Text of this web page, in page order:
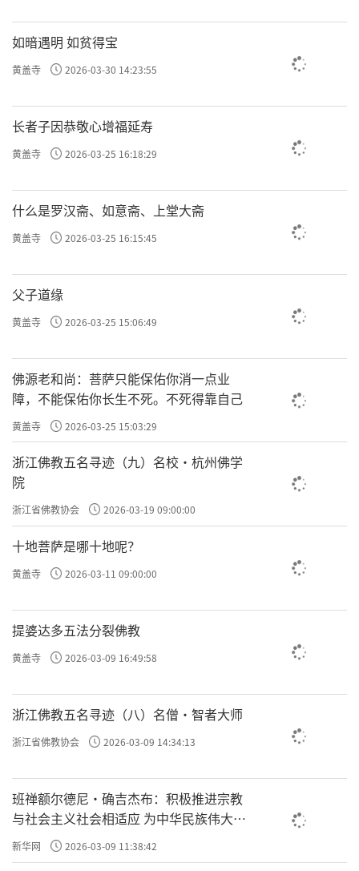
如暗遇明 如贫得宝
黄盖寺 2026-03-30 14:23:55
长者子因恭敬心增福延寿
黄盖寺 2026-03-25 16:18:29
什么是罗汉斋、如意斋、上堂大斋
黄盖寺 2026-03-25 16:15:45
父子道缘
黄盖寺 2026-03-25 15:06:49
佛源老和尚：菩萨只能保佑你消一点业
障，不能保佑你长生不死。不死得靠自己
黄盖寺 2026-03-25 15:03:29
浙江佛教五名寻迹（九）名校·杭州佛学
院
浙江省佛教协会 2026-03-19 09:00:00
十地菩萨是哪十地呢？
黄盖寺 2026-03-11 09:00:00
提婆达多五法分裂佛教
黄盖寺 2026-03-09 16:49:58
浙江佛教五名寻迹（八）名僧·智者大师
浙江省佛教协会 2026-03-09 14:34:13
班禅额尔德尼·确吉杰布：积极推进宗教
与社会主义社会相适应 为中华民族伟大复
兴贡献力量
新华网 2026-03-09 11:38:42